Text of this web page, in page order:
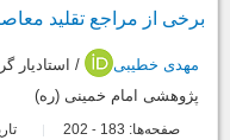
برخی از مراجع تقلید
مهدی خطیبی
/ استادیار
پژوهشی امام خمینی (ره)
صفحه‌ها: 183
-